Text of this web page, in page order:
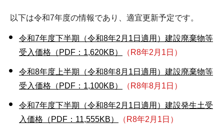
以下は令和7年度の情報であり、適宜更新予定です。
令和7年度下半期（令和8年2月1日適用）建設廃棄物等
受入価格（PDF：1,620KB）
（R8年2月1日）
令和8年度上半期（令和8年8月1日適用）建設廃棄物等
受入価格（PDF：1,100KB）
（R8年8月1日）
令和7年度下半期（令和8年2月1日適用）建設発生土受
入価格（PDF：11,555KB）
（R8年2月1日）